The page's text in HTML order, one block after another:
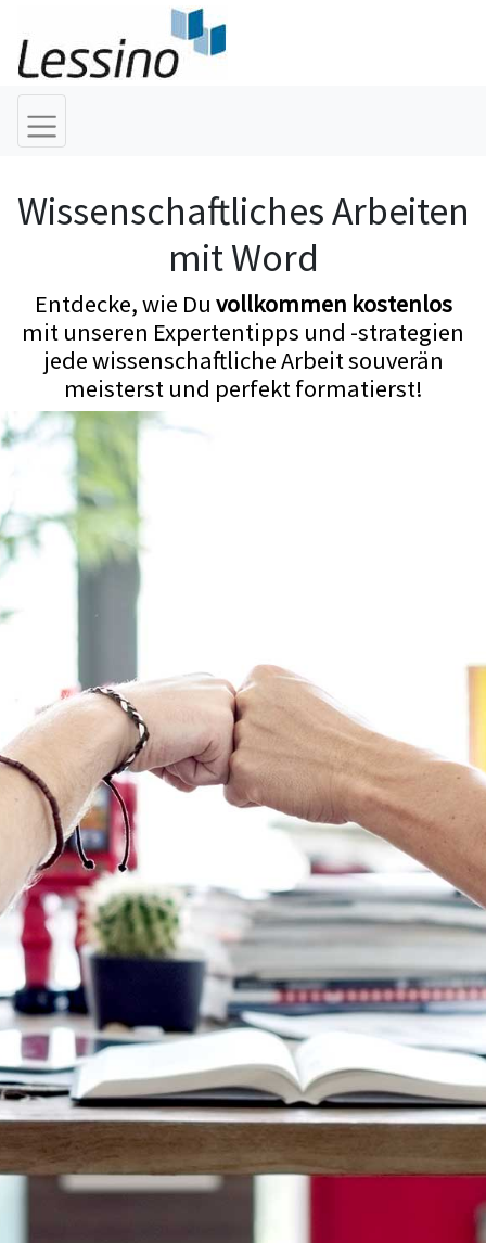
Wissenschaftliches Arbeiten
mit Word
Entdecke, wie Du vollkommen kostenlos
mit unseren Expertentipps und -strategien
jede wissenschaftliche Arbeit souverän
meisterst und perfekt formatierst!